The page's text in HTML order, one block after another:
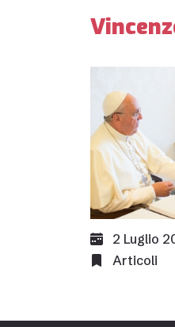
2 Luglio
Articoli